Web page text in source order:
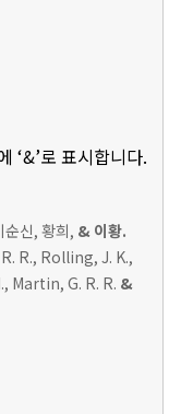
‘&’로 표시합니다.
순신, 황희, & 이황.
R., Rolling, J. K.,
Martin, G. R. R. &